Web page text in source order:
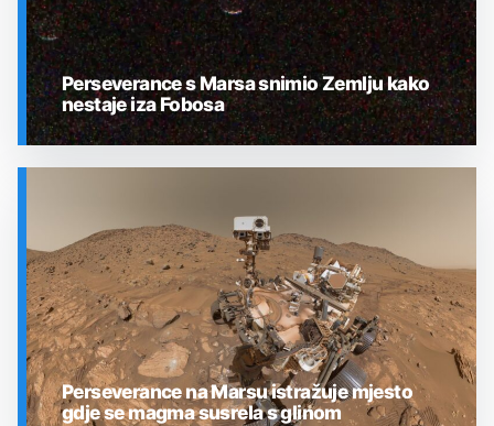
Perseverance s Marsa snimio Zemlju kako
nestaje iza Fobosa
Perseverance na Marsu istražuje mjesto
gdje se magma susrela s glinom